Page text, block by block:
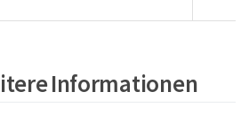
Informationen